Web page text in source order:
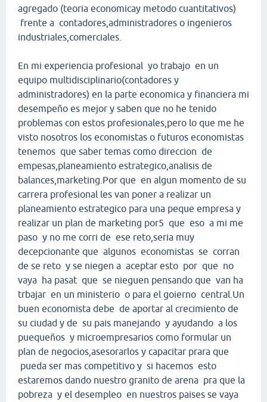
agregado (teoria economicay metodo cuantitativos)
frente a contadores,administradores o ingenieros
industriales,comerciales.
En mi experiencia profesional yo trabajo en un
equipo multidisciplinario(contadores y
administradores) en la parte economica y financiera mi
desempeño es mejor y saben que no he tenido
problemas con estos profesionales,pero lo que me he
visto nosotros los economistas o futuros economistas
tenemos que saber temas como direccion de
empesas,planeamiento estrategico,analisis de
balances,marketing.Por que en algun momento de su
carrera profesional les van poner a realizar un
planeamiento estrategico para una peque empresa y
realizar un plan de marketing por5 que eso a mi me
paso y no me corri de ese reto,seria muy
decepcionante que algunos economistas se corran
de se reto y se niegen a aceptar esto por que no
vaya ha pasat que se nieguen pensando que van ha
trbajar en un ministerio o para el goierno central.Un
buen economista debe de aportar al crecimiento de
su ciudad y de su pais manejando y ayudando a los
puequeños y microempresarios como formular un
plan de negocios,asesorarlos y capacitar prara que
pueda ser mas competitivo y si hacemos esto
estaremos dando nuestro granito de arena pra que la
pobreza y el desempleo en nuestros paises se vaya